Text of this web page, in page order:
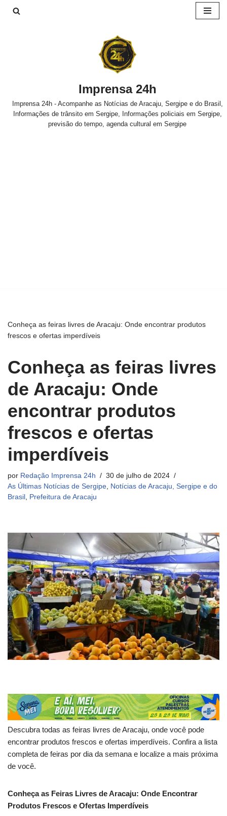
Imprensa 24h
Imprensa 24h - Acompanhe as Notícias de Aracaju, Sergipe e do Brasil,
Informações de trânsito em Sergipe, Informações policiais em Sergipe,
previsão do tempo, agenda cultural em Sergipe
Conheça as feiras livres de Aracaju: Onde encontrar produtos
frescos e ofertas imperdíveis
Conheça as feiras livres
de Aracaju: Onde
encontrar produtos
frescos e ofertas
imperdíveis
por Redação Imprensa 24h
30 de julho de 2024
As Últimas Notícias de Sergipe, Notícias de Aracaju, Sergipe e do
Brasil , Prefeitura de Aracaju
Descubra todas as feiras livres de Aracaju, onde você pode
encontrar produtos frescos e ofertas imperdíveis. Confira a lista
completa de feiras por dia da semana e localize a mais próxima
de você.
Conheça as Feiras Livres de Aracaju: Onde Encontrar
Produtos Frescos e Ofertas Imperdíveis